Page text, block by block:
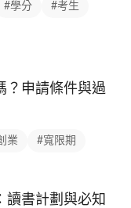
#學分 #考生
？申請條件與過
業 #寬限期
讀書計劃與必知